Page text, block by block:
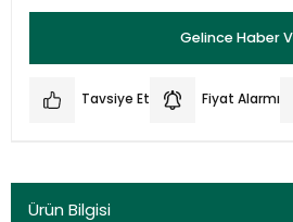
Gelince Haber
Tavsiye Et Fiyat Alarmı
Ürün Bilgisi